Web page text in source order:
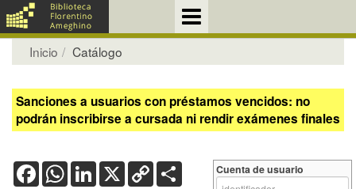
Inicio Catálogo
Sanciones a usuarios con préstamos vencidos: no
podrán inscribirse a cursada ni rendir exámenes finales
FacebookWhatsApp
LinkedIn
X Copy
Link
Cuenta de usuario